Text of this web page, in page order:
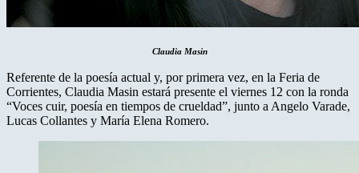
Claudia Masin
Referente de la poesía actual y, por primera vez, en la Feria de
Corrientes, Claudia Masin estará presente el viernes 12 con la ronda
“Voces cuir, poesía en tiempos de crueldad”, junto a Angelo Varade,
Lucas Collantes y María Elena Romero.